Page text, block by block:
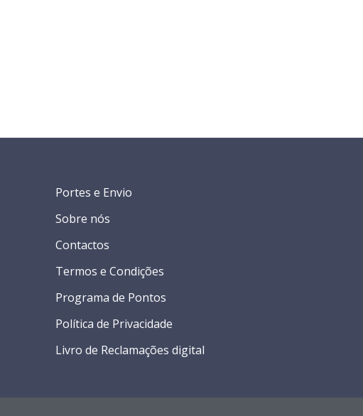
Portes e Envio
Sobre nós
Contactos
Termos e Condições
Programa de Pontos
Política de Privacidade
Livro de Reclamações digital